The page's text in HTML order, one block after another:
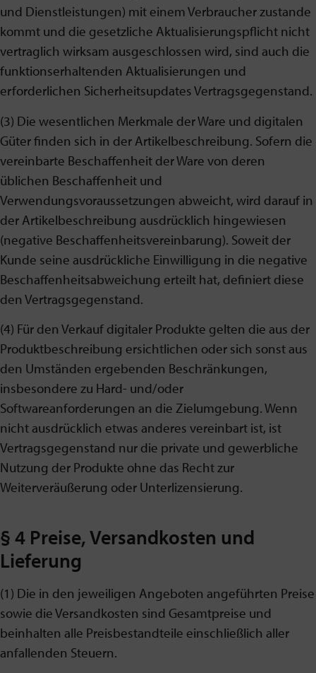
und Dienstleistungen) mit einem Verbraucher zustande
kommt und die gesetzliche Aktualisierungspflicht nicht
vertraglich wirksam ausgeschlossen wird, sind auch die
funktionserhaltenden Aktualisierungen und
erforderlichen Sicherheitsupdates Vertragsgegenstand.
(3) Die wesentlichen Merkmale der Ware und digitalen
Güter finden sich in der Artikelbeschreibung. Sofern die
vereinbarte Beschaffenheit der Ware von deren
üblichen Beschaffenheit und
Verwendungsvoraussetzungen abweicht, wird darauf in
der Artikelbeschreibung ausdrücklich hingewiesen
(negative Beschaffenheitsvereinbarung). Soweit der
Kunde seine ausdrückliche Einwilligung in die negative
Beschaffenheitsabweichung erteilt hat, definiert diese
den Vertragsgegenstand.
(4) Für den Verkauf digitaler Produkte gelten die aus der
Produktbeschreibung ersichtlichen oder sich sonst aus
den Umständen ergebenden Beschränkungen,
insbesondere zu Hard- und/oder
Softwareanforderungen an die Zielumgebung. Wenn
nicht ausdrücklich etwas anderes vereinbart ist, ist
Vertragsgegenstand nur die private und gewerbliche
Nutzung der Produkte ohne das Recht zur
Weiterveräußerung oder Unterlizensierung.
§ 4 Preise, Versandkosten und
Lieferung
(1) Die in den jeweiligen Angeboten angeführten Preise
sowie die Versandkosten sind Gesamtpreise und
beinhalten alle Preisbestandteile einschließlich aller
anfallenden Steuern.